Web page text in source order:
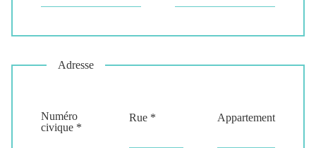
Adresse
Numéro
civique *
Rue * Appartement